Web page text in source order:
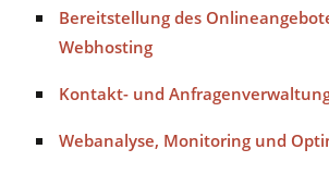
Bereitstellung des
Webhosting
Kontakt- und
Webanalyse, Monitoring und